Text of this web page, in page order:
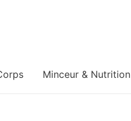
Minceur & Nutrition